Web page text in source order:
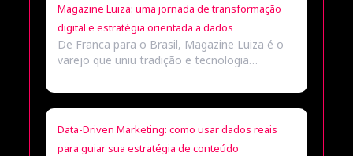
Magazine Luiza: uma jornada de transformação
digital e estratégia orientada a dados
De Franca para o Brasil, Magazine Luiza é o
varejo que uniu tradição e tecnologia…
Data-Driven Marketing: como usar dados reais
para guiar sua estratégia de conteúdo